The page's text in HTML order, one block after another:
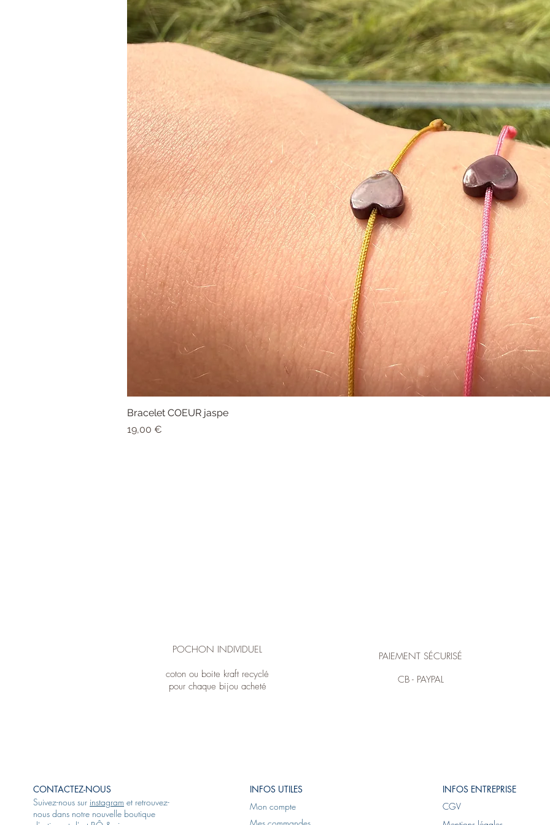
Bracelet COEUR jaspe
Prix
19,00 €
POCHON INDIVIDUEL
coton ou boite kraft recyclé
pour chaque bijou acheté
PAIEMENT SÉCURISÉ
CB - PAYPAL
CONTACTEZ-NOUS
Suivez-nous sur instagram et retrouvez-
nous dans notre nouvelle boutique
INFOS UTILES
Mon compte
INFOS ENTREPRISE
CGV